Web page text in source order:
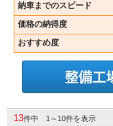
納車までのスピード
価格の納得度
おすすめ度
13件中 1～10件を表示